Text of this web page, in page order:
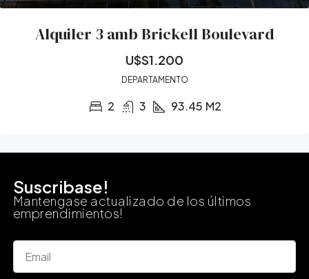
Alquiler 3 amb Brickell Boulevard
U$S1.200
DEPARTAMENTO
2 3 93.45 M2
Suscribase!
Mantengase actualizado de los últimos
emprendimientos!